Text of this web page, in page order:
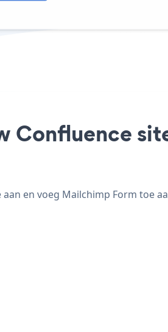
Confluence
en voeg Mailchimp Form toe